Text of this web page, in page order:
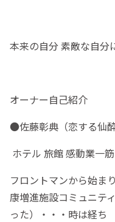
本来の自分 素敵な自分
オーナー自己紹介
●佐藤彰典（恋する仙
ホテル 旅館 感動業一筋
フロントマンから始ま
康増進施設コミュニテ
った）・・・時は経ち